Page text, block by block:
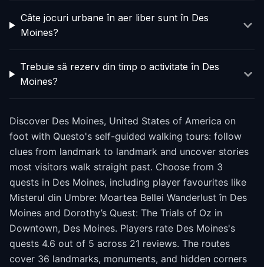
Câte jocuri urbane în aer liber sunt în Des
Moines?
Trebuie să rezerv din timp o activitate în Des
Moines?
Discover Des Moines, United States of America on
foot with Questo's self-guided walking tours: follow
clues from landmark to landmark and uncover stories
most visitors walk straight past. Choose from 3
quests in Des Moines, including player favourites like
Misterul din Umbre: Moartea Bellei Wanderlust în Des
Moines and Dorothy’s Quest: The Trials of Oz in
Downtown, Des Moines. Players rate Des Moines's
quests 4.6 out of 5 across 21 reviews. The routes
cover 36 landmarks, monuments, and hidden corners